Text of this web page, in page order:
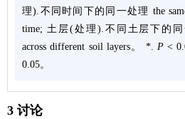
理).不同时间下的同一处理 the
time; 土层(处理).不同土层下的同
across different soil layers。 *. P<
0.05。
3 讨论